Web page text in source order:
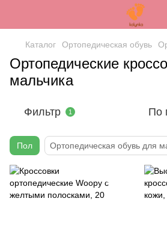
Каталог Ортопедическая обувь
Ортопедические
мальчика
Фильтр 1 По
Пол Ортопедическая обувь для